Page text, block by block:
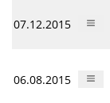
07.12.2015
06.08.2015